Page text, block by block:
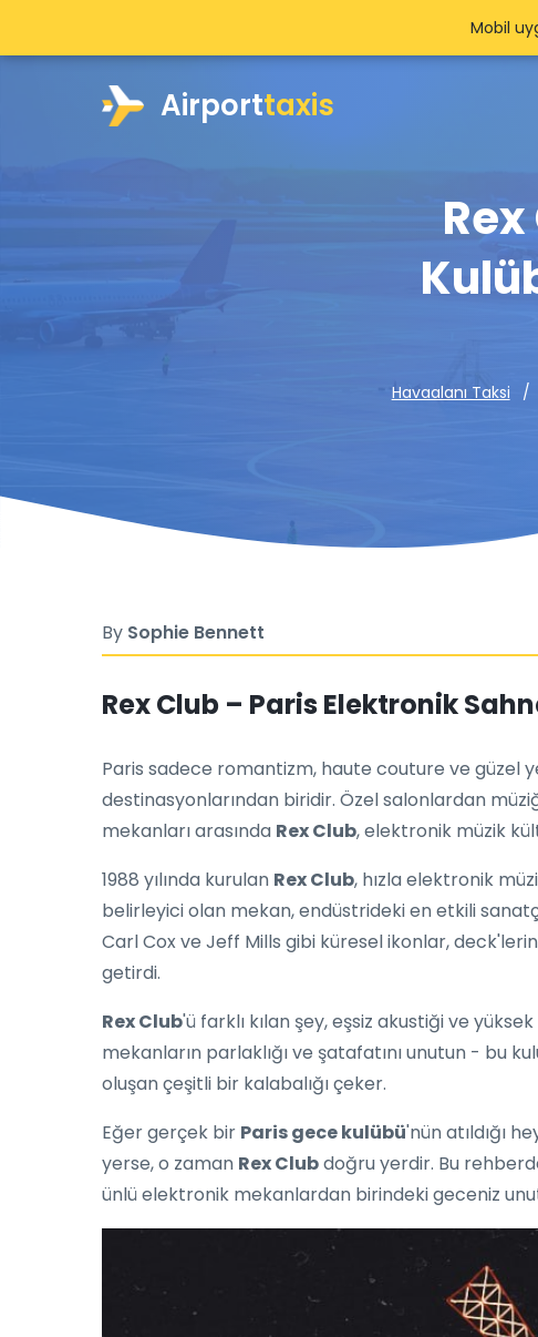
Airporttaxis
Havaalanı Taksi
Mobil
By Sophie Bennett
Rex Club – Paris Elektronik
Paris sadece romantizm, haute couture ve güzel
destinasyonlarından biridir. Özel salonlardan
mekanları arasında Rex Club, elektronik müzik
1988 yılında kurulan Rex Club, hızla elektronik
belirleyici olan mekan, endüstrideki en etkili
Carl Cox ve Jeff Mills gibi küresel ikonlar,
getirdi.
Rex Club'ü farklı kılan şey, eşsiz akustiği ve
mekanların parlaklığı ve şatafatını unutun - bu
oluşan çeşitli bir kalabalığı çeker.
Eğer gerçek bir Paris gece kulübü'nün atıldığı
yerse, o zaman Rex Clubdoğru yerdir. Bu
ünlü elektronik mekanlardan birindeki geceniz